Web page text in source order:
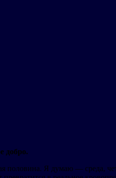
добро.
половина. Я думаю — среда,